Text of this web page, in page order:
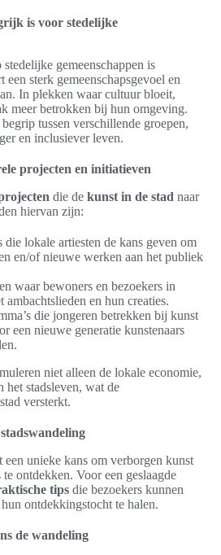
is voor stedelijke
gemeenschappen is
een sterk gemeenschapsgevoel en
In plekken waar cultuur bloeit,
meer betrokken bij hun omgeving.
tussen verschillende groepen,
en inclusiever leven.
projecten en initiatieven
die de kunst in de stad naar
hiervan zijn:
die lokale artiesten de kans geven om
en/of nieuwe werken aan het publiek
waar bewoners en bezoekers in
ambachtslieden en hun creaties.
die jongeren betrekken bij kunst
een nieuwe generatie kunstenaars
niet alleen de lokale economie,
het stadsleven, wat de
versterkt.
een unieke kans om verborgen kunst
ontdekken. Voor een geslaagde
tips die bezoekers kunnen
ontdekkingstocht te halen.
de wandeling